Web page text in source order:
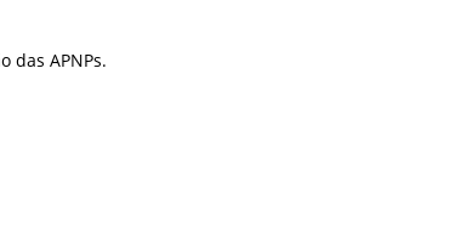
das APNPs.